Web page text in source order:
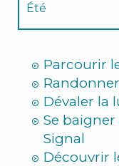
Été
Parcourir
Dévaler la
Se
Signal
Découvrir